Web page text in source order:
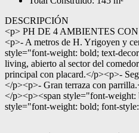
DESCRIPCIÓN
<p> PH DE 4 AMBIENTES
<p>- A metros de H. Yrigoyen y
style="font-weight: bold; text-
living, abierto al sector del
principal con placard.</p><p>-
</p><p>- Gran terraza con
</p><p><span style="font-
style="font-weight: bold; font-